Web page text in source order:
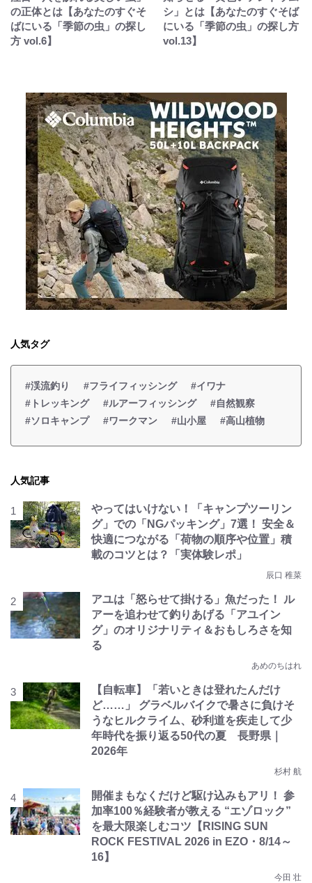
の正体とは【あなたのすぐそ
ばにいる「季節の虫」の探し
方 vol.6】
シ」とは【あなたのすぐそば
にいる「季節の虫」の探し方
vol.13】
人気タグ
#渓流釣り #フライフィッシング
#イワナ
#トレッキング
#ルアーフィッシング
#自然観察
#ソロキャンプ
#ワークマン #山小屋 #高山植物
人気記事
やってはいけない！「キャンプツーリン
グ」での「NGパッキング」7選！ 安全＆
快適につながる「荷物の順序や位置」積
載のコツとは？「実体験レポ」
辰口 稚菜
アユは「怒らせて掛ける」魚だった！ ル
アーを追わせて釣りあげる「アユイン
グ」のオリジナリティ＆おもしろさを知
る
あめのちはれ
【自転車】「若いときは登れたんだけ
ど……」 グラベルバイクで暑さに負けそ
うなヒルクライム、砂利道を疾走して少
年時代を振り返る50代の夏 長野県｜
2026年
杉村 航
開催まもなくだけど駆け込みもアリ！ 参
加率100％経験者が教える “エゾロック”
を最大限楽しむコツ【RISING SUN
ROCK FESTIVAL 2026 in EZO・8/14～
16】
今田 壮